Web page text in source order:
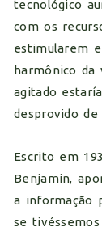
tecnológico
com os
estimularem
harmônico da
agitado
desprovido de
Escrito em
Benjamin,
a informação
se